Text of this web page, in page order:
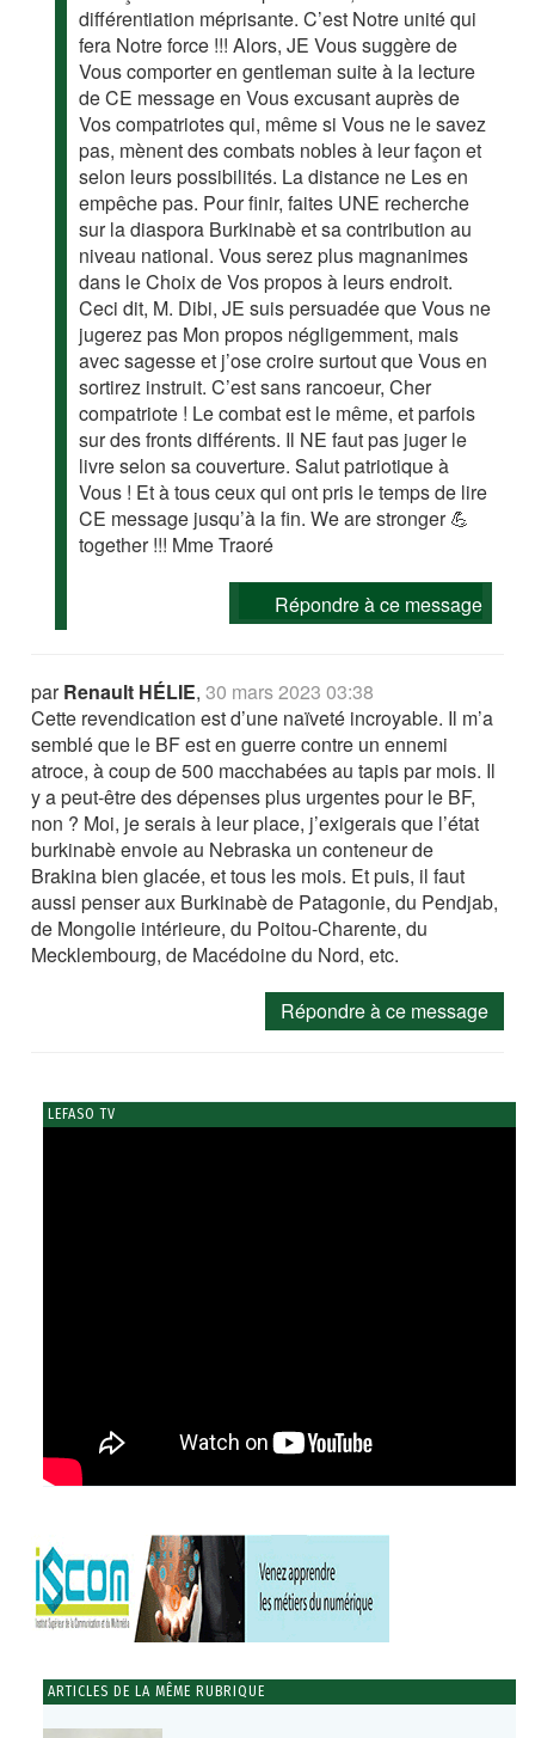
différentiation méprisante. C’est Notre unité qui
fera Notre force !!! Alors, JE Vous suggère de
Vous comporter en gentleman suite à la lecture
de CE message en Vous excusant auprès de
Vos compatriotes qui, même si Vous ne le savez
pas, mènent des combats nobles à leur façon et
selon leurs possibilités. La distance ne Les en
empêche pas. Pour finir, faites UNE recherche
sur la diaspora Burkinabè et sa contribution au
niveau national. Vous serez plus magnanimes
dans le Choix de Vos propos à leurs endroit.
Ceci dit, M. Dibi, JE suis persuadée que Vous ne
jugerez pas Mon propos négligemment, mais
avec sagesse et j’ose croire surtout que Vous en
sortirez instruit. C’est sans rancoeur, Cher
compatriote ! Le combat est le même, et parfois
sur des fronts différents. Il NE faut pas juger le
livre selon sa couverture. Salut patriotique à
Vous ! Et à tous ceux qui ont pris le temps de lire
CE message jusqu’à la fin. We are stronger 💪
together !!! Mme Traoré
Répondre à ce message
parRenault HÉLIE,30 mars 2023 03:38
Cette revendication est d’une naïveté incroyable. Il m’a
semblé que le BF est en guerre contre un ennemi
atroce, à coup de 500 macchabées au tapis par mois. Il
y a peut-être des dépenses plus urgentes pour le BF,
non ? Moi, je serais à leur place, j’exigerais que l’état
burkinabè envoie au Nebraska un conteneur de
Brakina bien glacée, et tous les mois. Et puis, il faut
aussi penser aux Burkinabè de Patagonie, du Pendjab,
de Mongolie intérieure, du Poitou-Charente, du
Mecklembourg, de Macédoine du Nord, etc.
Répondre à ce message
LEFASO TV
ARTICLES DE LA MÊME RUBRIQUE